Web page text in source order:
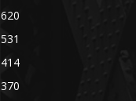
620
531
414
370